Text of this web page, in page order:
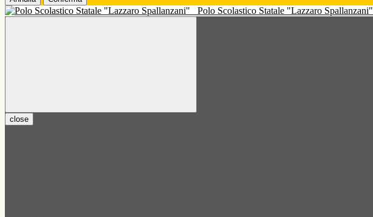
Polo Scolastico Statale "Lazzaro Spallanzani"
close